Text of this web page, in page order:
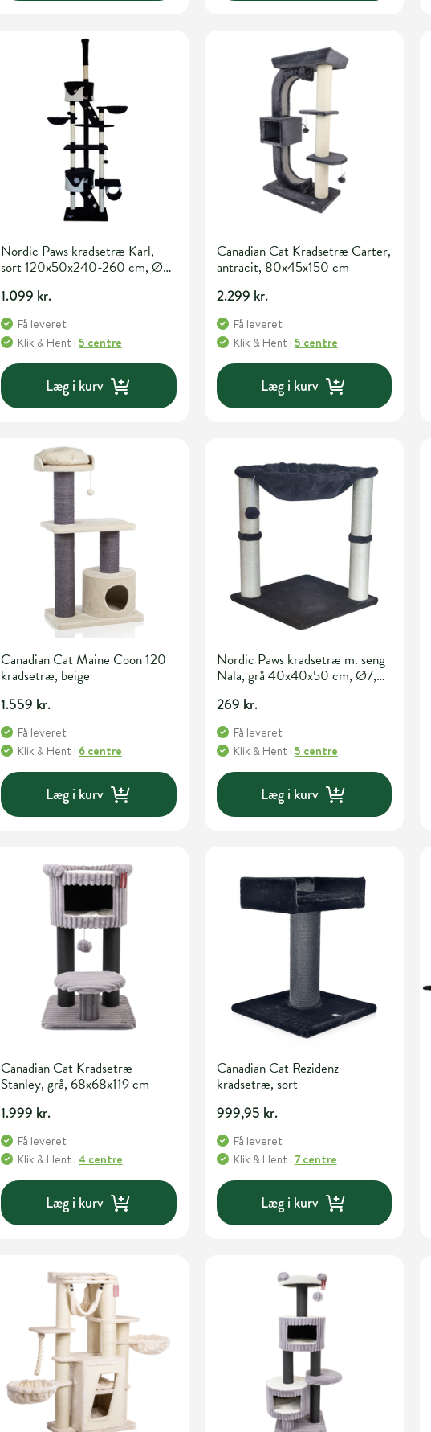
Nordic Paws kradsetræ Karl,
sort 120x50x240-260 cm, Ø7
1.099 kr.
Få leveret
Klik & Hent i 5 centre
Læg i kurv
Canadian Cat Kradsetræ Carter,
antracit, 80x45x150 cm
2.299 kr.
Få leveret
Klik & Hent i 5 centre
Læg i kurv
Canadian Cat Maine Coon 120
kradsetræ, beige
1.559 kr.
Få leveret
Klik & Hent i 6 centre
Læg i kurv
Nordic Paws kradsetræ m. seng
Nala, grå 40x40x50 cm, Ø7,5
269 kr.
Få leveret
Klik & Hent i 5 centre
Læg i kurv
Canadian Cat Kradsetræ
Stanley, grå, 68x68x119 cm
1.999 kr.
Få leveret
Klik & Hent i 4 centre
Læg i kurv
Canadian Cat Rezidenz
kradsetræ, sort
999,95 kr.
Få leveret
Klik & Hent i 7 centre
Læg i kurv